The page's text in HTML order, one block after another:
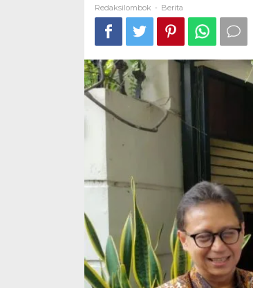
Redaksilombok - Berita